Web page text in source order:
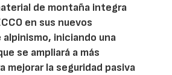
de montaña integra
en sus nuevos
iniciando una
se ampliará a más
mejorar la seguridad pasiva